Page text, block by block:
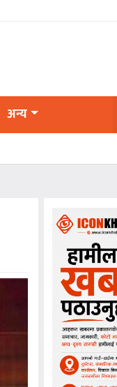
अन्य